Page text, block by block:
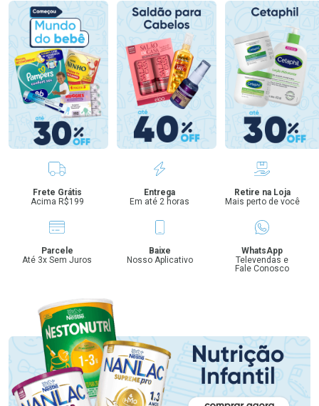
Benefícios
Frete Grátis
Acima R$199
Entrega
Em até 2 horas
Retire na Loja
Mais perto de você
Parcele
Até 3x Sem Juros
Baixe
Nosso Aplicativo
WhatsApp
Televendas e
Fale Conosco